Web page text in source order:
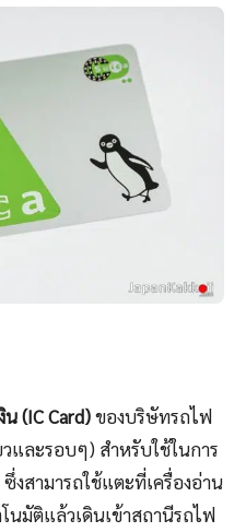
น (IC Card)ของบริษัทรถไฟ
และรอบๆ) สำหรับใช้ในการ
งสามารถใช้แตะที่เครื่องอ่าน
นมัติแล้วเดินเข้าสถานีรถไฟ